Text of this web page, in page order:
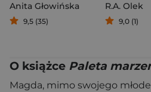
Anita Głowińska
9,5 (35)
R.A. Olek
9,0 (1)
O książce Paleta
Magda, mimo swojego